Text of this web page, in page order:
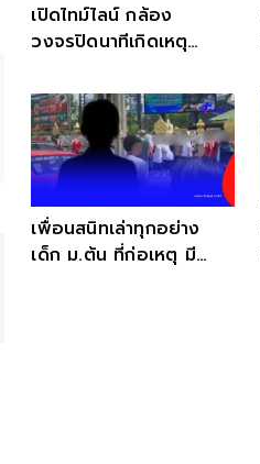
เปิดไทม์ไลน์ กล้อง
วงจรปิดนาทีเกิดเหตุ
เพื่อนสนิทเล่าทุกอย่าง
เด็ก ม.ต้น ที่ก่อเหตุ มี